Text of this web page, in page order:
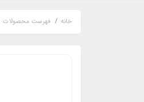
خانه فهرست محصولات